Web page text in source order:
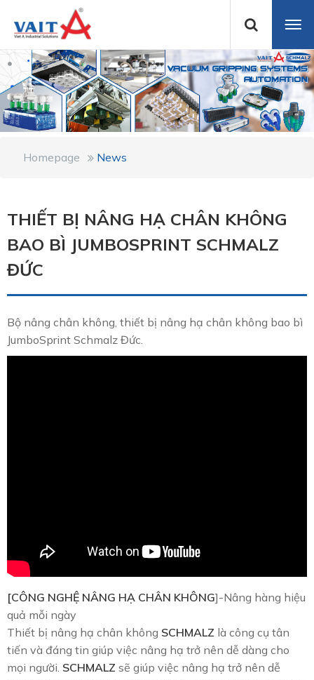
Homepage News
THIẾT BỊ NÂNG HẠ CHÂN KHÔNG
BAO BÌ JUMBOSPRINT SCHMALZ
ĐỨC
Bộ nâng chân không, thiết bị nâng hạ chân không bao bì
JumboSprint Schmalz Đức.
[CÔNG NGHỆ NÂNG HẠ CHÂN KHÔNG]-Nâng hàng hiệu
quả mỗi ngày
Thiết bị nâng hạ chân không SCHMALZ là công cụ tân
tiến và đáng tin giúp việc nâng hạ trở nên dễ dàng cho
mọi người. SCHMALZ sẽ giúp việc nâng hạ trở nên dễ